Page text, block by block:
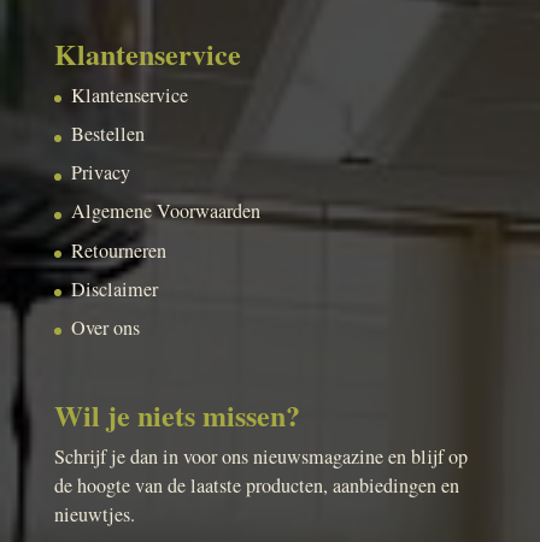
Klantenservice
Klantenservice
Bestellen
Privacy
Algemene Voorwaarden
Retourneren
Disclaimer
Over ons
Wil je niets missen?
Schrijf je dan in voor ons nieuwsmagazine en blijf op
de hoogte van de laatste producten, aanbiedingen en
nieuwtjes.